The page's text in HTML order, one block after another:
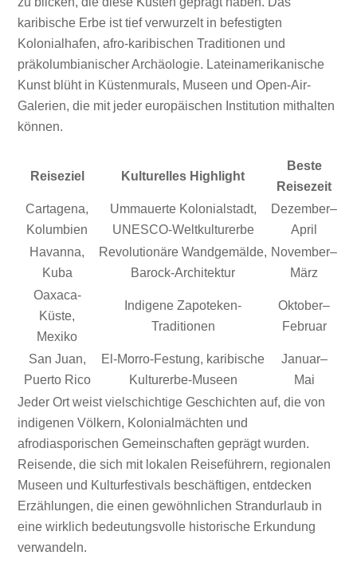
karibische Erbe ist tief verwurzelt in befestigten
Kolonialhafen, afro-karibischen Traditionen und
präkolumbianischer Archäologie. Lateinamerikanische
Kunst blüht in Küstenmurals, Museen und Open-Air-
Galerien, die mit jeder europäischen Institution mithalten
können.
Reiseziel Kulturelles Highlight
Beste
Reisezeit
Cartagena,
Kolumbien
Ummauerte Kolonialstadt,
UNESCO-Weltkulturerbe
Dezember–
April
Havanna,
Kuba
Revolutionäre Wandgemälde,
Barock-Architektur
November–
März
Oaxaca-
Küste,
Mexiko
Indigene Zapoteken-
Traditionen
Oktober–
Februar
San Juan,
Puerto Rico
El-Morro-Festung, karibische
Kulturerbe-Museen
Januar–
Mai
Jeder Ort weist vielschichtige Geschichten auf, die von
indigenen Völkern, Kolonialmächten und
afrodiasporischen Gemeinschaften geprägt wurden.
Reisende, die sich mit lokalen Reiseführern, regionalen
Museen und Kulturfestivals beschäftigen, entdecken
Erzählungen, die einen gewöhnlichen Strandurlaub in
eine wirklich bedeutungsvolle historische Erkundung
verwandeln.